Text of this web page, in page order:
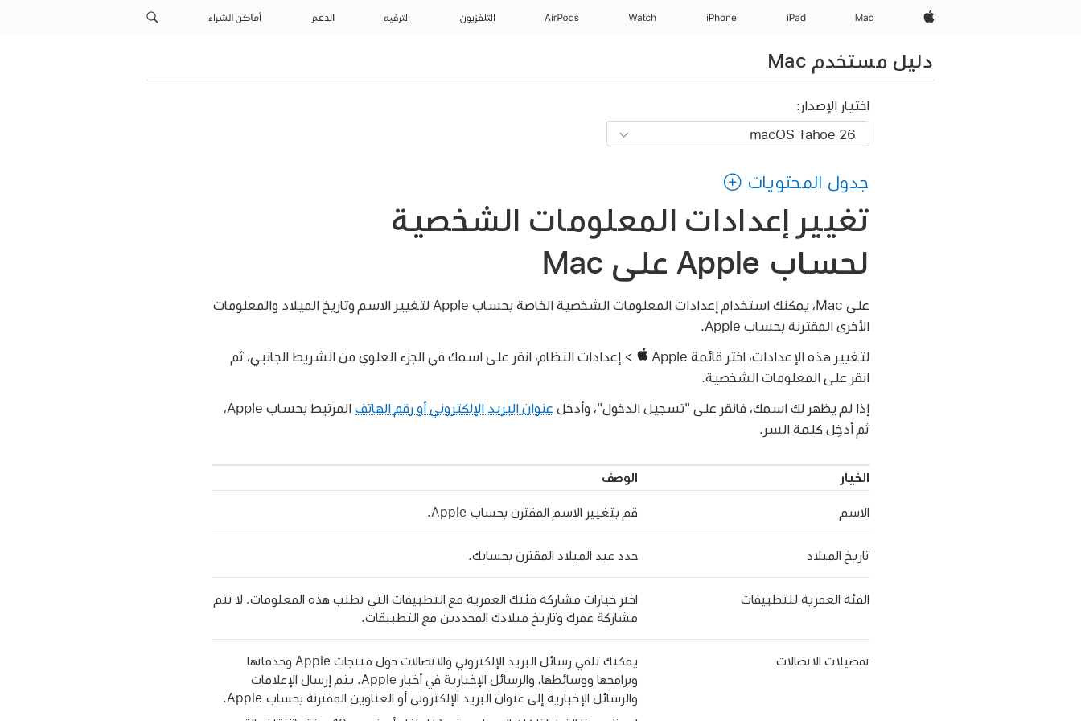
Apple‏
Mac
iPad‏
iPhone
Watch
AirPods التلفزيون الترفيه الدعم أماكن الشراء
دليل مستخدم Mac
اختيار الإصدار:
جدول المحتويات
تغيير إعدادات المعلومات الشخصية
لحساب Apple على Mac
على Mac، يمكنك استخدام إعدادات المعلومات الشخصية الخاصة بحساب Apple لتغيير الاسم وتاريخ الميلاد والمعلومات
الأخرى المقترنة بحساب Apple.
لتغيير هذه الإعدادات، اختر قائمة Apple
> إعدادات النظام، انقر على اسمك في الجزء العلوي من الشريط الجانبي، ثم
انقر على المعلومات الشخصية.
إذا لم يظهر لك اسمك، فانقر على "تسجيل الدخول"، وأدخل عنوان البريد الإلكتروني أو رقم الهاتف
المرتبط بحساب Apple،
ثم أدخِل كلمة السر.
الخيار الوصف
الاسم قم بتغيير الاسم المقترن بحساب Apple.
تاريخ الميلاد حدد عيد الميلاد المقترن بحسابك.
الفئة العمرية للتطبيقات
اختر خيارات مشاركة فئتك العمرية مع التطبيقات التي تطلب هذه المعلومات. لا تتم
مشاركة عمرك وتاريخ ميلادك المحددين مع التطبيقات.
تفضيلات الاتصالات
يمكنك تلقي رسائل البريد الإلكتروني والاتصالات حول منتجات Apple وخدماتها
وبرامجها ووسائطها، والرسائل الإخبارية في أخبار Apple. يتم إرسال الإعلامات
والرسائل الإخبارية إلى عنوان البريد الإلكتروني أو العناوين المقترنة بحساب Apple.